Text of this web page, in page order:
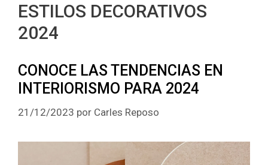
ESTILOS DECORATIVOS
2024
CONOCE LAS TENDENCIAS EN
INTERIORISMO PARA 2024
21/12/2023 por Carles Reposo